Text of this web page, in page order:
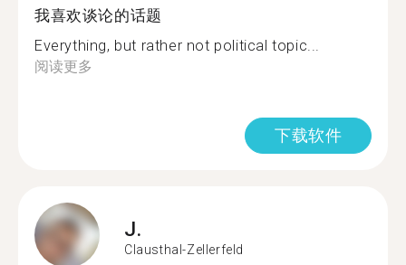
我喜欢谈论的话题
Everything, but rather not political topic...
阅读更多
下载软件
J.
Clausthal-Zellerfeld